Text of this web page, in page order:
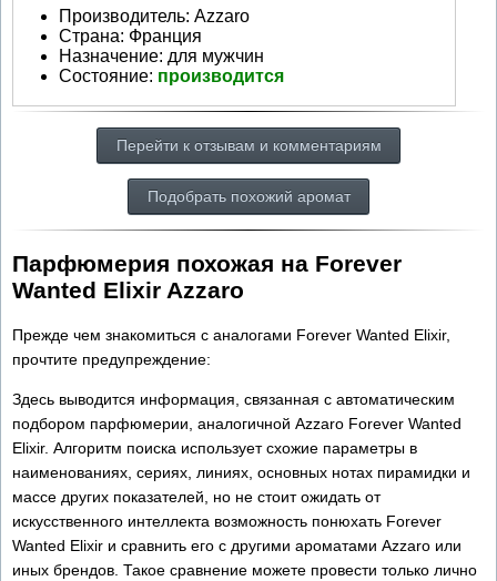
Производитель: Azzaro
Страна: Франция
Назначение: для мужчин
Состояние: производится
Перейти к отзывам и комментариям
Подобрать похожий аромат
Парфюмерия похожая на Forever
Wanted Elixir Azzaro
Прежде чем знакомиться с аналогами Forever Wanted Elixir,
прочтите предупреждение:
Здесь выводится информация, связанная с автоматическим
подбором парфюмерии, аналогичной Azzaro Forever Wanted
Elixir. Алгоритм поиска использует схожие параметры в
наименованиях, сериях, линиях, основных нотах пирамидки и
массе других показателей, но не стоит ожидать от
искусственного интеллекта возможность понюхать Forever
Wanted Elixir и сравнить его с другими ароматами Azzaro или
иных брендов. Такое сравнение можете провести только лично